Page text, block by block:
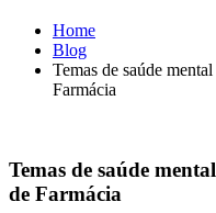
Home
Blog
Temas de saúde
Farmácia
Temas de saúde
de Farmácia